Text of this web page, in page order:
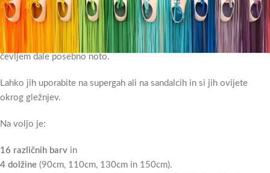
Vezalke iz organze
Organza je tkanina, ki je lahkotna in nežna. Te vezalke bodo vašim
čevljem dale posebno noto.
Lahko jih uporabite na supergah ali na sandalcih in si jih ovijete
okrog gležnjev.
Na voljo je:
16 različnih barv in
4 dolžine (90cm, 110cm, 130cm in 150cm).